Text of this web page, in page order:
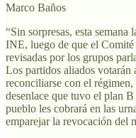
Marco Baños
“Sin sorpresas, esta semana
INE, luego de que el Comité
revisadas por los grupos
Los partidos aliados votarán
reconciliarse con el
desenlace que tuvo el plan B
pueblo les cobrará en las
emparejar la revocación del